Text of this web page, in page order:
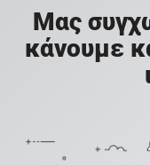
Μας
κάνουμε